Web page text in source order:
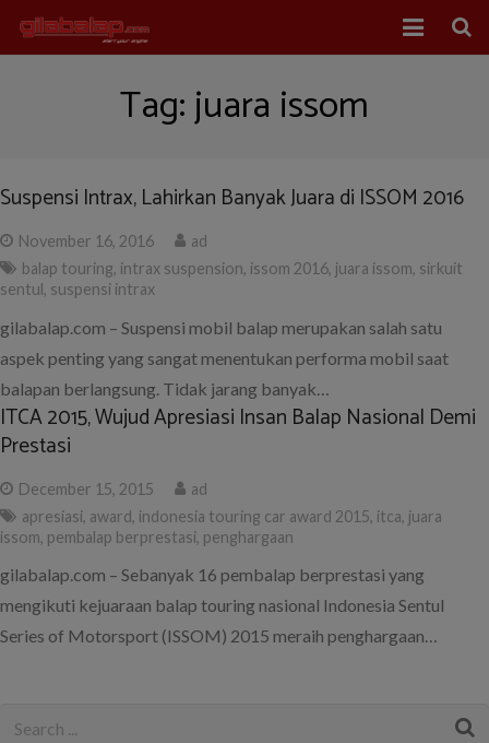
About Us
Tag:juara issom
Suspensi Intrax, Lahirkan Banyak Juara di ISSOM 2016
November 16, 2016
ad
balap touring, intrax suspension, issom 2016, juara issom, sirkuit
sentul, suspensi intrax
gilabalap.com – Suspensi mobil balap merupakan salah satu
aspek penting yang sangat menentukan performa mobil saat
balapan berlangsung. Tidak jarang banyak…
ITCA 2015, Wujud Apresiasi Insan Balap Nasional Demi
Prestasi
December 15, 2015
ad
apresiasi, award, indonesia touring car award 2015, itca, juara
issom, pembalap berprestasi, penghargaan
gilabalap.com – Sebanyak 16 pembalap berprestasi yang
mengikuti kejuaraan balap touring nasional Indonesia Sentul
Series of Motorsport (ISSOM) 2015 meraih penghargaan…